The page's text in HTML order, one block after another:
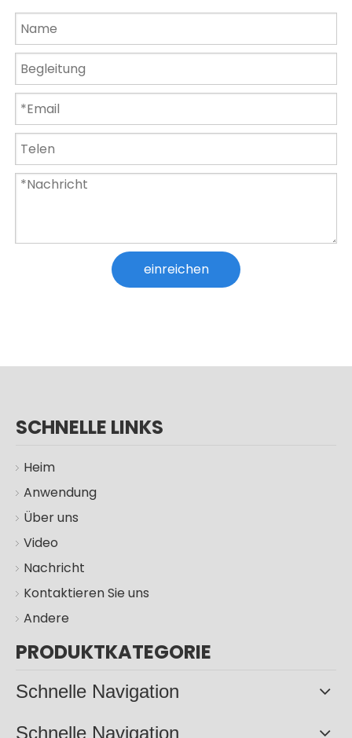
einreichen
SCHNELLE LINKS
Heim
Anwendung
Über uns
Video
Nachricht
Kontaktieren Sie uns
Andere
PRODUKTKATEGORIE
Schnelle Navigation
Schnelle Navigation